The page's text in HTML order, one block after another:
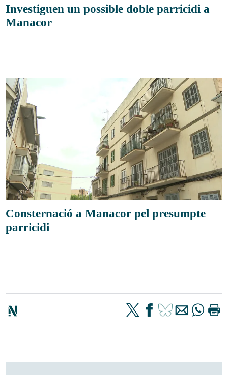
Investiguen un possible doble parricidi a
Manacor
Consternació a Manacor pel presumpte
parricidi